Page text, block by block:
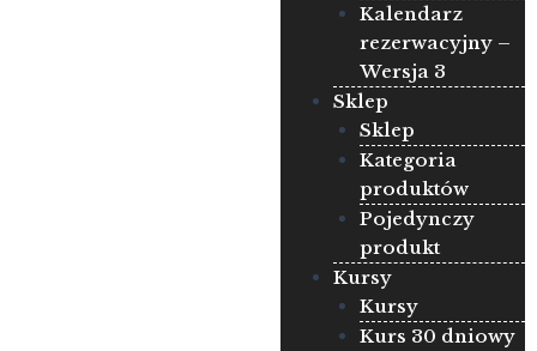
Kalendarz
rezerwacyjny –
Wersja 3
Sklep
Sklep
Kategoria
produktów
Pojedynczy
produkt
Kursy
Kursy
Kurs 30 dniowy